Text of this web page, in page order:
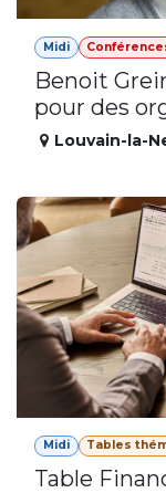
Midi
Benoit
pour des
Louvain-la-
Midi Tables
Table